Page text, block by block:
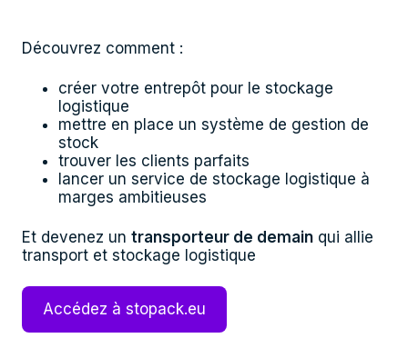
Découvrez comment :
créer votre entrepôt pour le stockage
logistique
mettre en place un système de gestion de
stock
trouver les clients parfaits
lancer un service de stockage logistique à
marges ambitieuses
Et devenez un transporteur de demain qui allie
transport et stockage logistique
Accédez à stopack.eu